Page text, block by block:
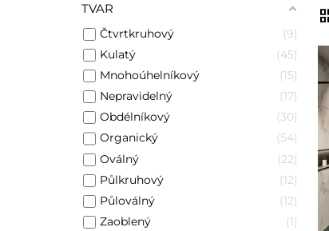
TVAR
Čtvrtkruhový
9
Kulatý
45
Mnohoúhelníkový
15
Nepravidelný
17
Obdélníkový
30
Organický
54
Oválný
22
Půlkruhový
12
Půloválný
12
Zaoblený
1